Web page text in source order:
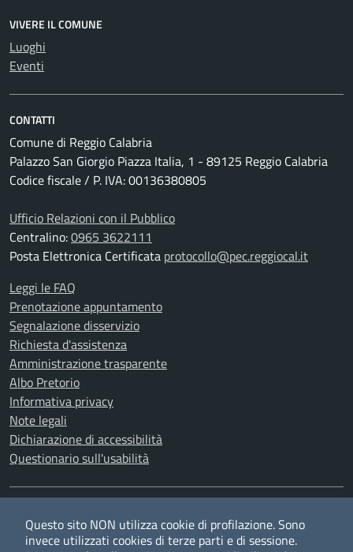
VIVERE IL COMUNE
Luoghi
Eventi
CONTATTI
Comune di Reggio Calabria
Palazzo San Giorgio Piazza Italia, 1 - 89125 Reggio Calabria
Codice fiscale / P. IVA: 00136380805
Ufficio Relazioni con il Pubblico
Centralino:0965 3622111
Posta Elettronica Certificata protocollo@pec.reggiocal.it
Leggi le FAQ
Prenotazione appuntamento
Segnalazione disservizio
Richiesta d'assistenza
Amministrazione trasparente
Albo Pretorio
Informativa privacy
Note legali
Dichiarazione di accessibilità
Questionario sull'usabilità
TwitterFacebookYouTubeRSS
Questo sito NON utilizza cookie di profilazione. Sono
invece utilizzati cookies di terze parti e di sessione.